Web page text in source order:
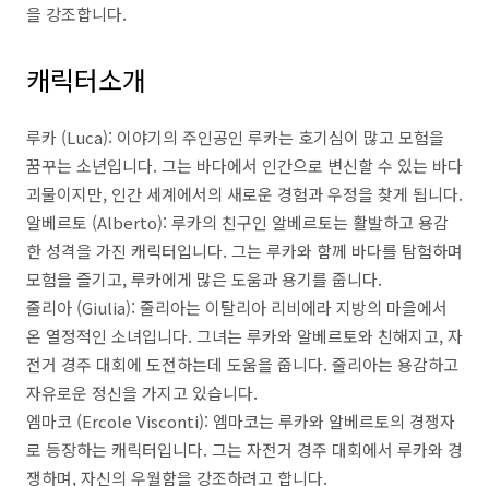
을 강조합니다.
캐릭터소개
루카 (Luca): 이야기의 주인공인 루카는 호기심이 많고 모험을
꿈꾸는 소년입니다. 그는 바다에서 인간으로 변신할 수 있는 바다
괴물이지만, 인간 세계에서의 새로운 경험과 우정을 찾게 됩니다.
알베르토 (Alberto): 루카의 친구인 알베르토는 활발하고 용감
한 성격을 가진 캐릭터입니다. 그는 루카와 함께 바다를 탐험하며
모험을 즐기고, 루카에게 많은 도움과 용기를 줍니다.
줄리아 (Giulia): 줄리아는 이탈리아 리비에라 지방의 마을에서
온 열정적인 소녀입니다. 그녀는 루카와 알베르토와 친해지고, 자
전거 경주 대회에 도전하는데 도움을 줍니다. 줄리아는 용감하고
자유로운 정신을 가지고 있습니다.
엠마코 (Ercole Visconti): 엠마코는 루카와 알베르토의 경쟁자
로 등장하는 캐릭터입니다. 그는 자전거 경주 대회에서 루카와 경
쟁하며, 자신의 우월함을 강조하려고 합니다.